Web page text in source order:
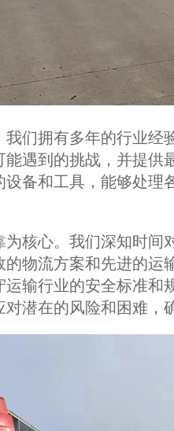
拥有多年的行业经
遇到的挑战，并提供
备和工具，能够处理
心。我们深知时间
物流方案和先进的运
输行业的安全标准和
潜在的风险和困难，